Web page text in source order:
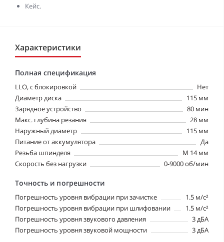
Кейс.
Характеристики
Полная спецификация
LLO, с блокировкой
Нет
Диаметр диска
115 мм
Зарядное устройство
80 мин
Макс. глубина резания
28 мм
Наружный диаметр
115 мм
Питание от аккумулятора
Да
Резьба шпинделя
M 14 мм
Скорость без нагрузки
0-9000 об/мин
Точность и погрешности
Погрешность уровня вибрации при зачистке
1.5 м/с²
Погрешность уровня вибрации при шлифовании
1.5 м/с²
Погрешность уровня звукового давления
3 дБА
Погрешность уровня звуковой мощности
3 дБА